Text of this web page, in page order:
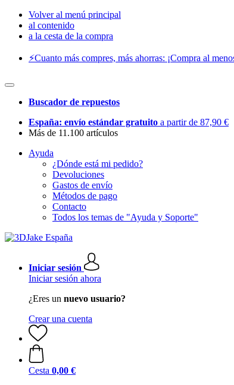
Volver al menú principal
al contenido
a la cesta de la compra
⚡️Cuanto más compres, más ahorras: ¡Compra al
Buscador de repuestos
España: envío estándar gratuito a partir de 87,90 €
Más de 11.100 artículos
Ayuda
¿Dónde está mi pedido?
Devoluciones
Gastos de envío
Métodos de pago
Contacto
Todos los temas de "Ayuda y Soporte"
Iniciar sesión
Iniciar sesión ahora
¿Eres un nuevo usuario?
Crear una cuenta
Cesta 0,00 €